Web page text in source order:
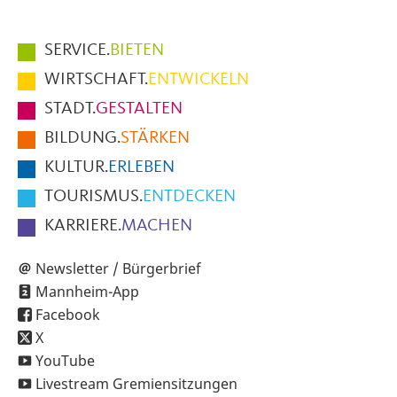
Hauptmenüpunkte
im
Fußbereich
der
Seite
SERVICE.BIETEN
WIRTSCHAFT.ENTWICKELN
STADT.GESTALTEN
BILDUNG.STÄRKEN
KULTUR.ERLEBEN
TOURISMUS.ENTDECKEN
KARRIERE.MACHEN
Newsletter / Bürgerbrief
Mannheim-App
Facebook
X
YouTube
Livestream Gremiensitzungen